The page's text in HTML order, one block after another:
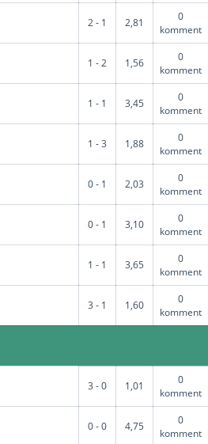
2 - 1 2,81
0
komment
1 - 2 1,56
0
komment
1 - 1 3,45
0
komment
1 - 3 1,88
0
komment
0 - 1 2,03
0
komment
0 - 1 3,10
0
komment
1 - 1 3,65
0
komment
3 - 1 1,60
0
komment
3 - 0 1,01
0
komment
0 - 0 4,75
0
komment